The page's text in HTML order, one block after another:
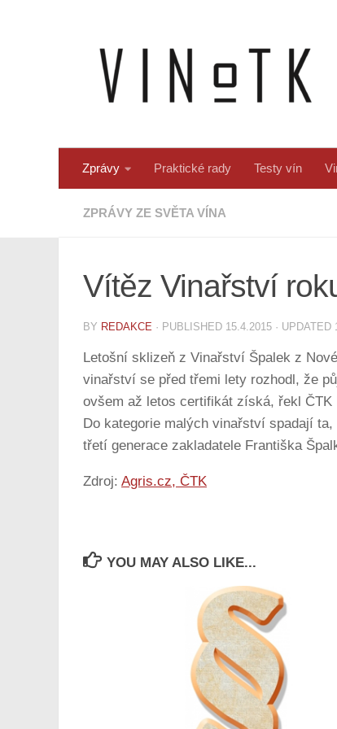
Zprávy Praktické rady Testy vín
ZPRÁVY ZE SVĚTA VÍNA
Vítěz Vinařství
BY REDAKCE · PUBLISHED 15.4.2015 · UPDATED
Letošní sklizeň z Vinařství Špalek z
vinařství se před třemi lety rozhodl, že
ovšem až letos certifikát získá, řekl
Do kategorie malých vinařství spadají
třetí generace zakladatele Františka
Zdroj: Agris.cz, ČTK
YOU MAY ALSO LIKE...